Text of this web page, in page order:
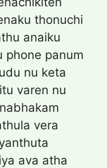
thonuchi
anaiku
phone panum
nu keta
varen nu
vera
ava atha